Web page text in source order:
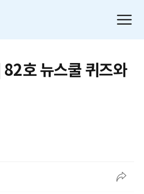
호 뉴스쿨 퀴즈와